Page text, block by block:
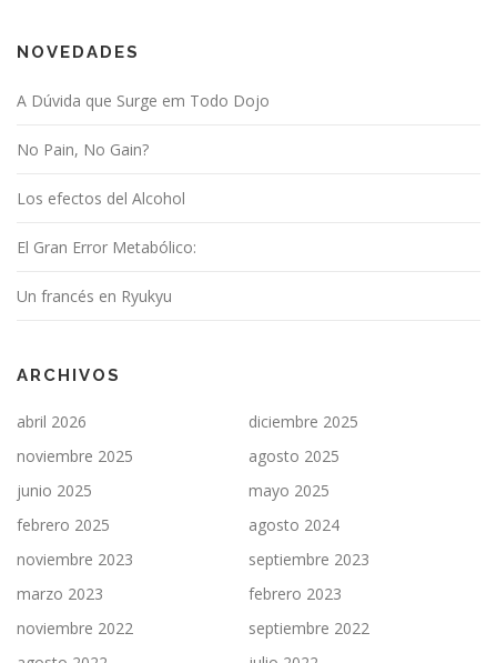
NOVEDADES
A Dúvida que Surge em Todo Dojo
No Pain, No Gain?
Los efectos del Alcohol
El Gran Error Metabólico:
Un francés en Ryukyu
ARCHIVOS
abril 2026
diciembre 2025
noviembre 2025
agosto 2025
junio 2025
mayo 2025
febrero 2025
agosto 2024
noviembre 2023
septiembre 2023
marzo 2023
febrero 2023
noviembre 2022
septiembre 2022